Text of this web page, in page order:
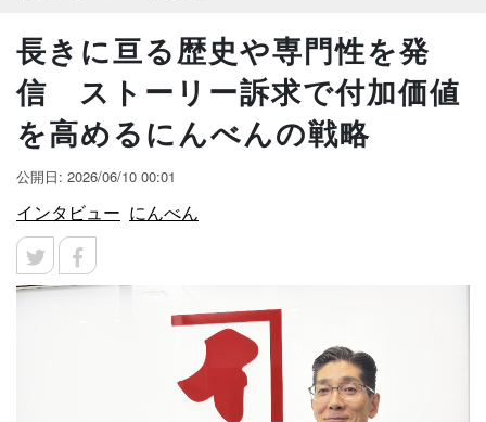
長きに亘る歴史や専門性を発
信 ストーリー訴求で付加価値
を高めるにんべんの戦略
公開日: 2026/06/10 00:01
インタビュー にんべん